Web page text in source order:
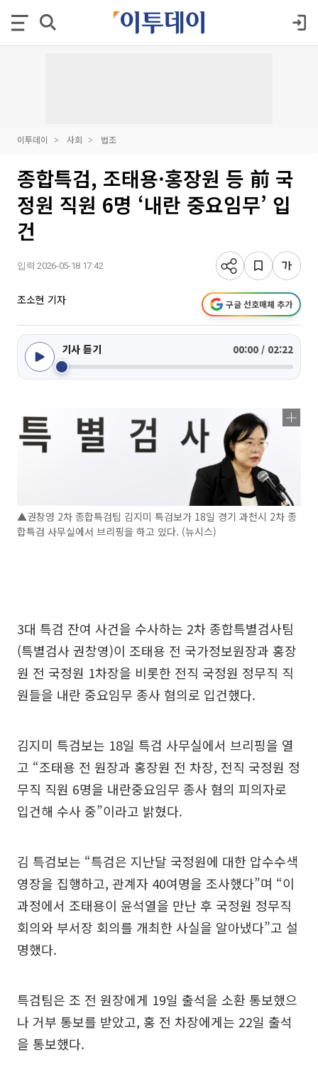
이투데이 사회 법조
종합특검, 조태용·홍장원 등 前 국
정원 직원 6명 ‘내란 중요임무’ 입
건
입력 2026-05-18 17:42
조소현 기자 구글 선호매체 추가
기사 듣기 00:00 / 02:22
▲권창영 2차 종합특검팀 김지미 특검보가 18일 경기 과천시 2차 종
합특검 사무실에서 브리핑을 하고 있다. (뉴시스)
3대 특검 잔여 사건을 수사하는 2차 종합특별검사팀
(특별검사 권창영)이 조태용 전 국가정보원장과 홍장
원 전 국정원 1차장을 비롯한 전직 국정원 정무직 직
원들을 내란 중요임무 종사 혐의로 입건했다.
김지미 특검보는 18일 특검 사무실에서 브리핑을 열
고 “조태용 전 원장과 홍장원 전 차장, 전직 국정원 정
무직 직원 6명을 내란중요임무 종사 혐의 피의자로
입건해 수사 중”이라고 밝혔다.
김 특검보는 “특검은 지난달 국정원에 대한 압수수색
영장을 집행하고, 관계자 40여명을 조사했다”며 “이
과정에서 조태용이 윤석열을 만난 후 국정원 정무직
회의와 부서장 회의를 개최한 사실을 알아냈다”고 설
명했다.
특검팀은 조 전 원장에게 19일 출석을 소환 통보했으
나 거부 통보를 받았고, 홍 전 차장에게는 22일 출석
을 통보했다.